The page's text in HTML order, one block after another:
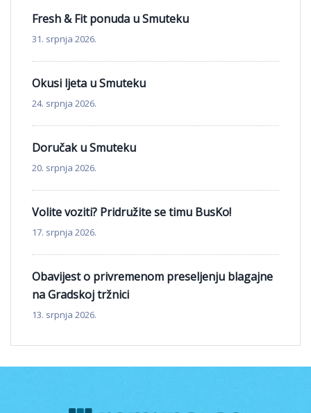
Fresh & Fit ponuda u Smuteku
31. srpnja 2026.
Okusi ljeta u Smuteku
24. srpnja 2026.
Doručak u Smuteku
20. srpnja 2026.
Volite voziti? Pridružite se timu BusKo!
17. srpnja 2026.
Obavijest o privremenom preseljenju blagajne
na Gradskoj tržnici
13. srpnja 2026.